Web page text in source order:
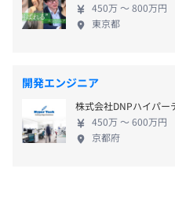
賞与：年2回
昇給：年1回
450万 〜 800万円
東京都
開発エンジニア
株式会社DNPハイパー
450万 〜 600万円
京都府